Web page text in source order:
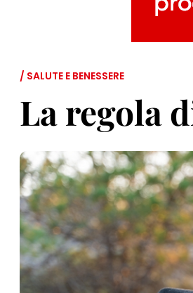
/ SALUTE E BENESSERE
La regola